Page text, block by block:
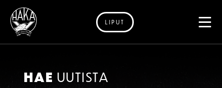
Siirry sisältöön
LIPUT
UUTISET
HAE UUTISTA